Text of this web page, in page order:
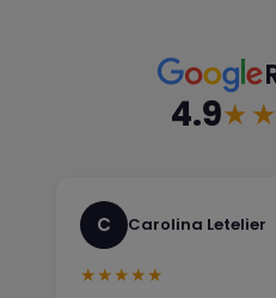
4.9
C Carolina Letelier
★★★★★